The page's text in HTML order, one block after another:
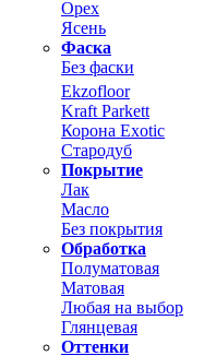
Орех
Ясень
Фаска
Без фаски
Ekzofloor
Kraft Parkett
Корона Exotic
Стародуб
Покрытие
Лак
Масло
Без покрытия
Обработка
Полуматовая
Матовая
Любая на выбор
Глянцевая
Оттенки